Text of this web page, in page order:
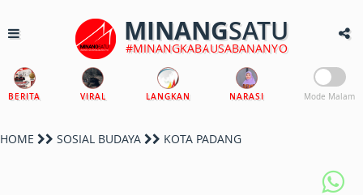
MINANGSATU
#MINANGKABAUSABANANYO
BERITA VIRAL LANGKAN NARASI Mode Malam
HOME SOSIAL BUDAYA KOTA PADANG